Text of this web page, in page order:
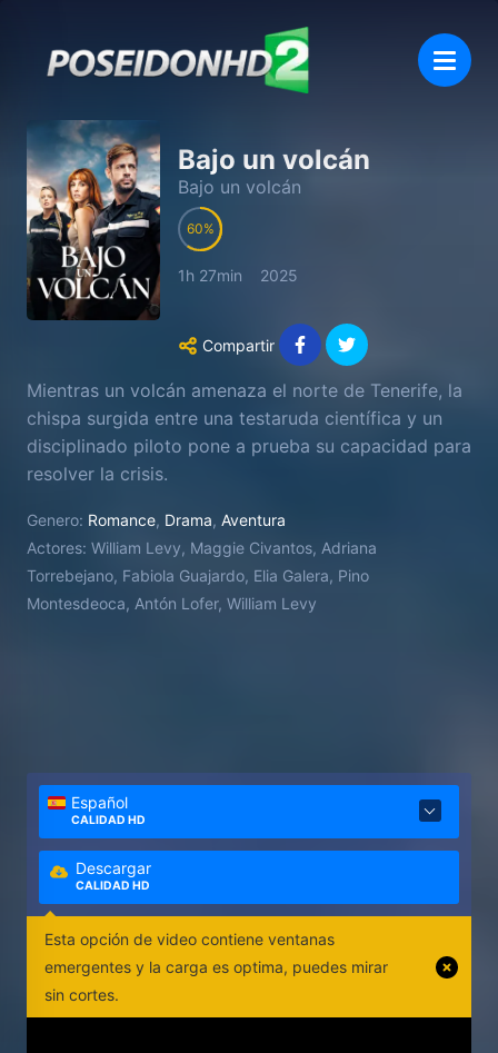
Bajo un volcán
Bajo un volcán
60
1h 27min 2025
Compartir
Mientras un volcán amenaza el norte de Tenerife, la
chispa surgida entre una testaruda científica y un
disciplinado piloto pone a prueba su capacidad para
resolver la crisis.
Genero: Romance, Drama, Aventura
Actores: William Levy, Maggie Civantos, Adriana
Torrebejano, Fabiola Guajardo, Elia Galera, Pino
Montesdeoca, Antón Lofer, William Levy
Español
CALIDAD HD
Descargar
CALIDAD HD
Esta opción de video contiene ventanas
emergentes y la carga es optima, puedes mirar
sin cortes.